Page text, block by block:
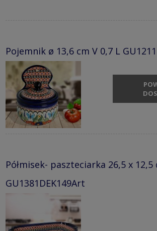
Pojemnik ø 13,6 cm V 0,7 L
Półmisek- paszteciarka 26,5 x 12,5
GU1381DEK149Art